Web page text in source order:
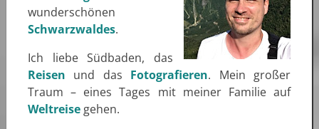
wunderschönen
Schwarzwaldes.
Ich liebe Südbaden, das
Reisen und das Fotografieren. Mein großer
Traum – eines Tages mit meiner Familie auf
Weltreise gehen.